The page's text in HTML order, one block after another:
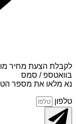
לקבלת הצעת מחיר
בוואטספ / סמס
נא מלאו את מספר
טלפון